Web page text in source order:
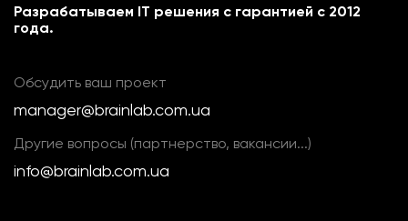
Разрабатываем IT решения с гарантией с 2012
года.
Обсудить ваш проект
manager@brainlab.com.ua
Другие вопросы (партнерство, вакансии...)
info@brainlab.com.ua